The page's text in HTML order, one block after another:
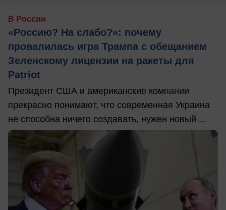
В России
«Россию? На слабо?»: почему
провалилась игра Трампа с обещанием
Зеленскому лицензии на ракеты для
Patriot
Президент США и американские компании
прекрасно понимают, что современная Украина
не способна ничего создавать, нужен новый ...